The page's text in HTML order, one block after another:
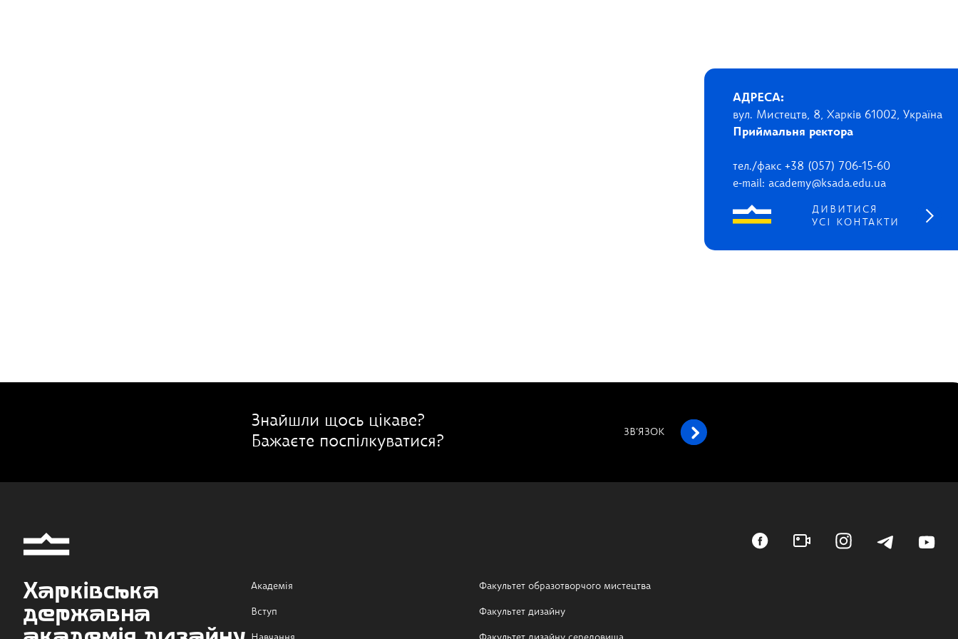
АДРЕСА:
вул. Мистецтв, 8, Харків 61002, Україна
Приймальня ректора
тел./факс +38 (057) 706-15-60
e-mail: academy@ksada.edu.ua
ДИВИТИСЯ
УСІ КОНТАКТИ
Знайшли щось цікаве?
Бажаєте поспілкуватися?
ЗВ’ЯЗОК
Харківська
державна
Академія
Вступ
Факультет образотворчого мистецтва
Факультет дизайну